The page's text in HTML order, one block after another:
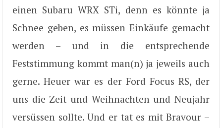
einen Subaru WRX STi, denn es könnte ja
Schnee geben, es müssen Einkäufe gemacht
werden – und in die entsprechende
Feststimmung kommt man(n) ja jeweils auch
gerne. Heuer war es der Ford Focus RS, der
uns die Zeit und Weihnachten und Neujahr
versüssen sollte. Und er tat es mit Bravour –